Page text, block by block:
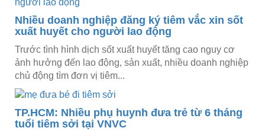
Nhiều doanh nghiệp đăng ký tiêm vắc xin sốt
xuất huyết cho người lao động
Trước tình hình dịch sốt xuất huyết tăng cao nguy cơ
ảnh hưởng đến lao động, sản xuất, nhiều doanh nghiệp
chủ động tìm đơn vị tiêm...
TP.HCM: Nhiều phụ huynh đưa trẻ từ 6 tháng
tuổi tiêm sởi tại VNVC